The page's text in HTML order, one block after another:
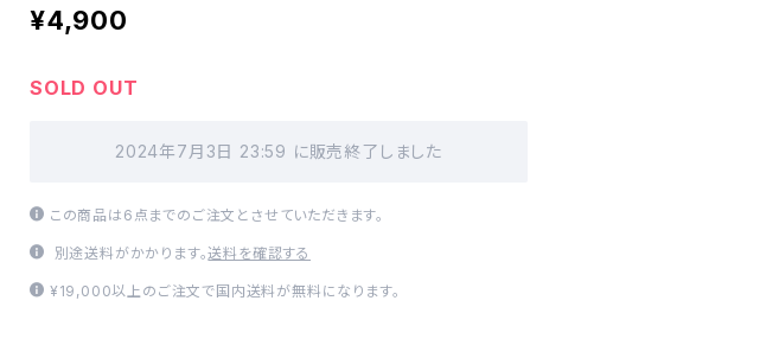
¥4,900
SOLD OUT
2024年7月3日 23:59 に販売終了しました
この商品は6点までのご注文とさせていただきます。
別途送料がかかります。送料を確認する
¥19,000以上のご注文で国内送料が無料になります。